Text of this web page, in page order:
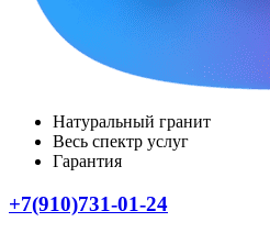
Натуральный гранит
Весь спектр услуг
Гарантия
+7(910)731-01-24